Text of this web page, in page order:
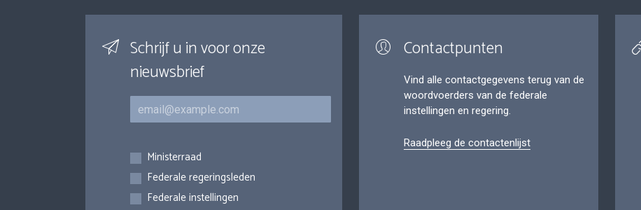
Schrijf u in voor onze
nieuwsbrief
E-mail
Inschrijvingen
Ministerraad
Federale regeringsleden
Federale instellingen
Contactpunten
Vind alle contactgegevens terug van de
woordvoerders van de federale
instellingen en regering.
Raadpleeg de contactenlijst